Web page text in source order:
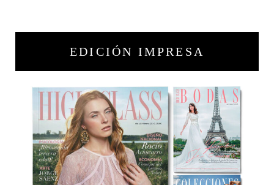
EDICIÓN IMPRESA